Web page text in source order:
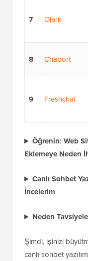
7 Olark
8 Chaport
9 Freshchat
Öğrenin: Web
Eklemeye Neden
Canlı Sohbet
İncelerim
Neden
Şimdi, işinizi
canlı sohbet